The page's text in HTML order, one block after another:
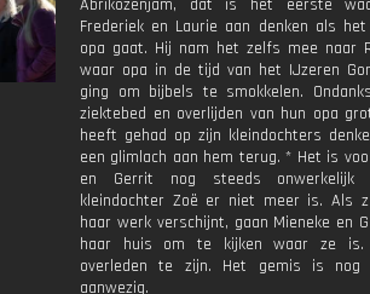
Abrikozenjam, dat is het eerste
Frederiek en Laurie aan denken als
opa gaat. Hij nam het zelfs mee naar
waar opa in de tijd van het IJzeren
ging om bijbels te smokkelen.
ziektebed en overlijden van hun opa
heeft gehad op zijn kleindochters
een glimlach aan hem terug. * Het is
en Gerrit nog steeds onwerkelijk
kleindochter Zoë er niet meer is. Als
haar werk verschijnt, gaan Mieneke en
haar huis om te kijken waar ze is.
overleden te zijn. Het gemis is nog
aanwezig.